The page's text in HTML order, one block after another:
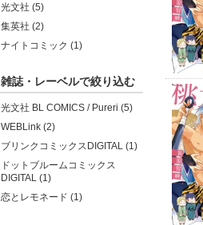
光文社 (5)
集英社 (2)
ナイトコミック (1)
雑誌・レーベルで絞り込む
光文社 BL COMICS / Pureri (5)
WEBLink (2)
ブリンクコミックスDIGITAL (1)
ドットブルームコミックス
DIGITAL (1)
恋とレモネード (1)